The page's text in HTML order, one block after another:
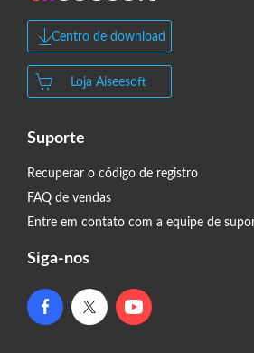
Centro de download
Loja Aiseesoft
Suporte
Recuperar o código de registro
FAQ de vendas
Entre em contato com a equipe de
Siga-nos